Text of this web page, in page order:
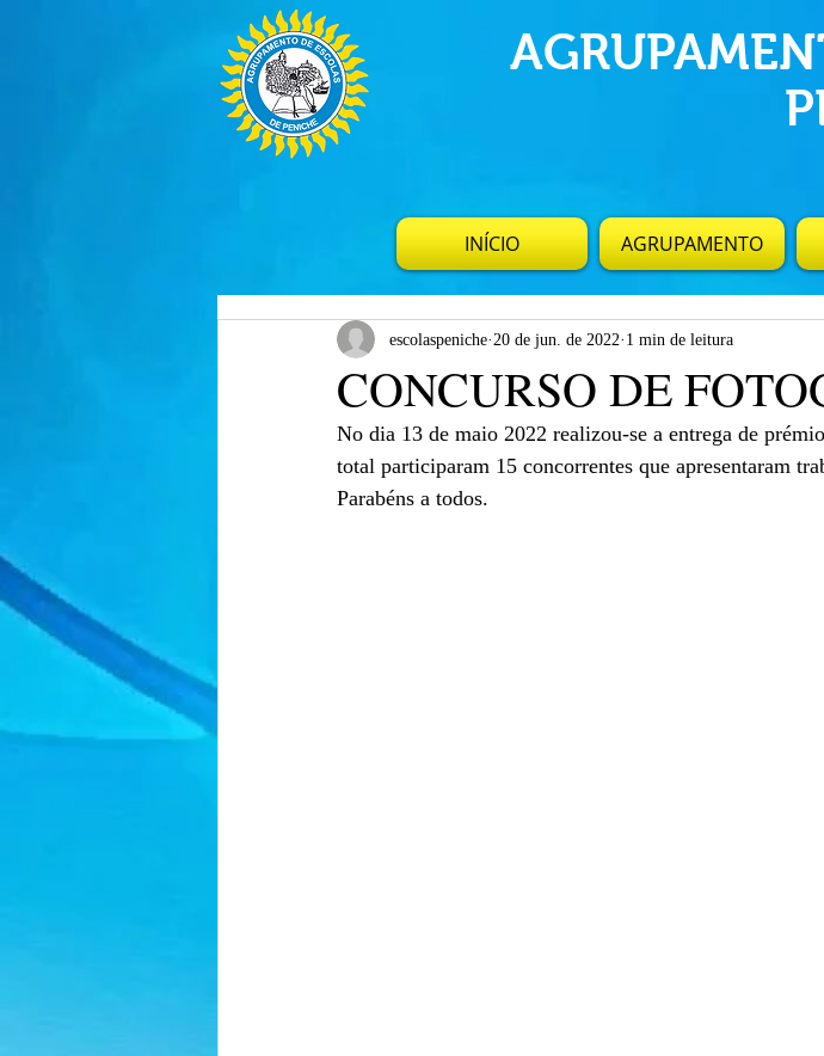
INÍCIO AGRUPAMENTO
CONCURSO DE
escolaspeniche 20 de jun. de 2022 1 min de leitura
No dia 13 de maio 2022 realizou-se a entrega de
total participaram 15 concorrentes que apresentaram
Parabéns a todos.